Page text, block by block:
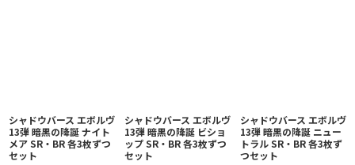
シャドウバース エボルヴ
13弾 暗黒の降誕 ナイト
メア SR・BR 各3枚ずつ
セット
シャドウバース エボルヴ
13弾 暗黒の降誕 ビショ
ップ SR・BR 各3枚ずつ
セット
シャドウバース エボルヴ
13弾 暗黒の降誕 ニュー
トラル SR・BR 各3枚ず
つセット